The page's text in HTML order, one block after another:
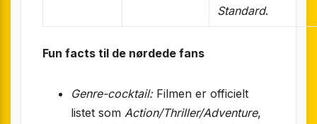
Standard.
Fun facts til de nørdede fans
Genre-cocktail:Filmen er officielt
listet som Action/Thriller/Adventure,